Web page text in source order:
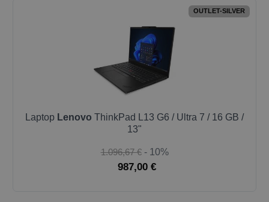
OUTLET-SILVER
Laptop Lenovo ThinkPad L13 G6 / Ultra 7 / 16 GB /
13"
1.096,67 € - 10%
987,00 €